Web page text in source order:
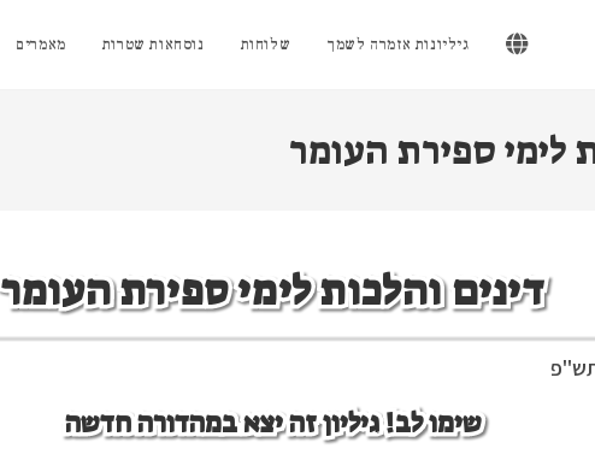
גיליונות אזמרה לשמך שלוחות נוסחאות שטרות מאמרים
לימי ספירת העומר
דינים והלכות לימי ספירת העומר
שימו לב! גיליון זה יצא במהדורה חדשה